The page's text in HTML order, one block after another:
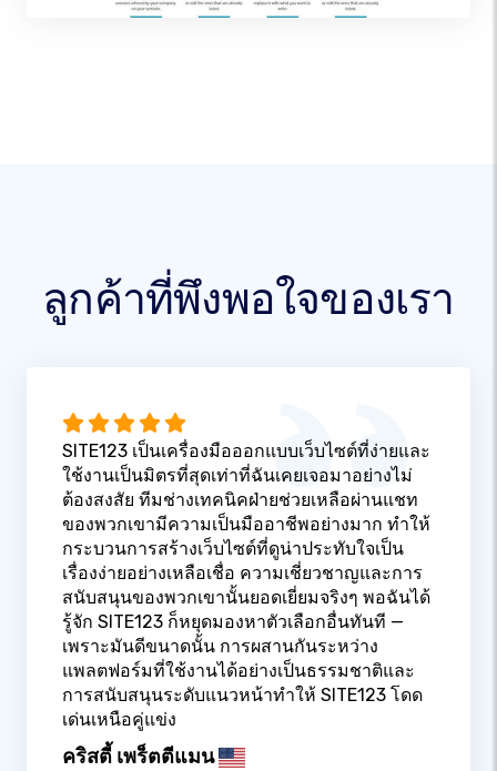
ลูกค้าที่พึงพอใจของเรา
SITE123 เป็นเครื่องมือออกแบบเว็บไซต์ที่ง่ายและ
ใช้งานเป็นมิตรที่สุดเท่าที่ฉันเคยเจอมาอย่างไม่
ต้องสงสัย ทีมช่างเทคนิคฝ่ายช่วยเหลือผ่านแชท
ของพวกเขามีความเป็นมืออาชีพอย่างมาก ทำให้
กระบวนการสร้างเว็บไซต์ที่ดูน่าประทับใจเป็น
เรื่องง่ายอย่างเหลือเชื่อ ความเชี่ยวชาญและการ
สนับสนุนของพวกเขานั้นยอดเยี่ยมจริงๆ พอฉันได้
รู้จัก SITE123 ก็หยุดมองหาตัวเลือกอื่นทันที —
เพราะมันดีขนาดนั้น การผสานกันระหว่าง
แพลตฟอร์มที่ใช้งานได้อย่างเป็นธรรมชาติและ
การสนับสนุนระดับแนวหน้าทำให้ SITE123 โดด
เด่นเหนือคู่แข่ง
คริสตี้ เพร็ตตีแมน